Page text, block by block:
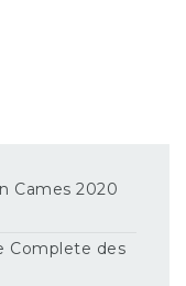
Cames 2020
Complete des